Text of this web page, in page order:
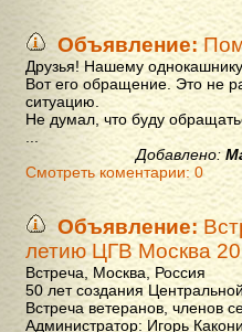
Объявление:
Друзья! Нашему
Вот его обращение. Это не
ситуацию.
Не думал, что буду
Добавлено:
Смотреть коментарии: 0
Объявление:
летию ЦГВ Москва
Встреча, Москва, Россия
50 лет создания
Встреча ветеранов, членов
Администратор: Игорь